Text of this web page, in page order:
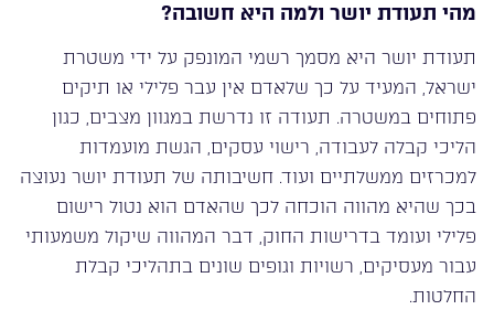
מהי תעודת יושר ולמה היא חשובה?
תעודת יושר היא מסמך רשמי המונפק על ידי משטרת
ישראל, המעיד על כך שלאדם אין עבר פלילי או תיקים
פתוחים במשטרה. תעודה זו נדרשת במגוון מצבים, כגון
הליכי קבלה לעבודה, רישוי עסקים, הגשת מועמדות
למכרזים ממשלתיים ועוד. חשיבותה של תעודת יושר נעוצה
בכך שהיא מהווה הוכחה לכך שהאדם הוא נטול רישום
פלילי ועומד בדרישות החוק, דבר המהווה שיקול משמעותי
עבור מעסיקים, רשויות וגופים שונים בתהליכי קבלת
החלטות.